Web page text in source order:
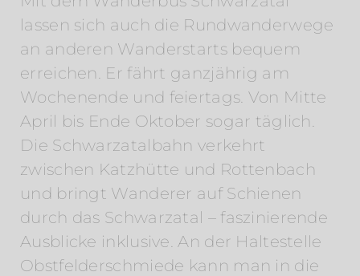
lassen sich auch die Rundwanderwege
an anderen Wanderstarts bequem
erreichen. Er fährt ganzjährig am
Wochenende und feiertags. Von Mitte
April bis Ende Oktober sogar täglich.
Die Schwarzatalbahn verkehrt
zwischen Katzhütte und Rottenbach
und bringt Wanderer auf Schienen
durch das Schwarzatal – faszinierende
Ausblicke inklusive. An der Haltestelle
Obstfelderschmiede kann man in die